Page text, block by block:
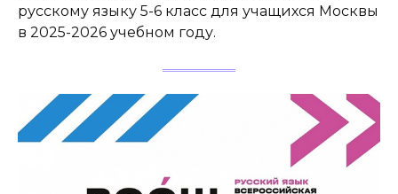
русскому языку 5-6 класс для учащихся Москвы
в 2025-2026 учебном году.